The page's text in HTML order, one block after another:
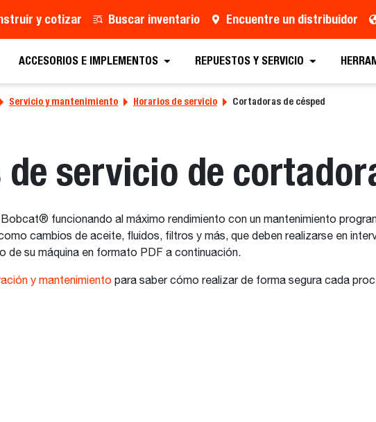
y cotizar Buscar inventario Encuentre un distribuidor
ACCESORIOS E IMPLEMENTOS REPUESTOS Y SERVICIO
Servicio y mantenimiento Horarios de servicio Cortadoras de césped
servicio de
funcionando al máximo rendimiento con un mantenimiento
cambios de aceite, fluidos, filtros y más, que deben realizarse en
de su máquina en formato PDF a continuación.
y mantenimiento para saber cómo realizar de forma segura cada